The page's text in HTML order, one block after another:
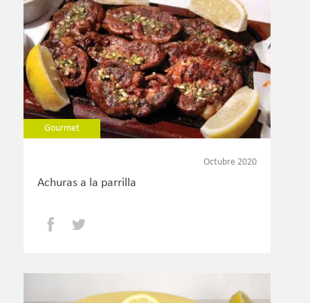
Gourmet
Octubre 2020
Achuras a la parrilla
Facebook